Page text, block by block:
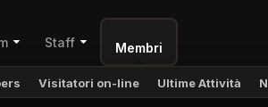
Staff Membri
Visitatori on-line Ultime Attività